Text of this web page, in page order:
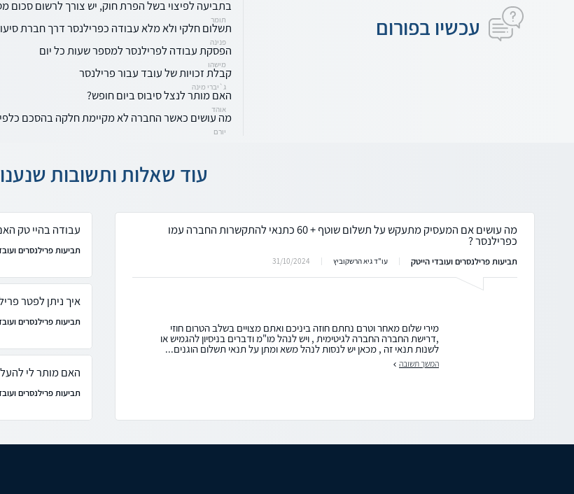
עכשיו בפורום
בתביעה לפיצוי בשל הפרת חוק, יש צורך לרשום סכום
תומר
תשלום חלקי ולא מלא עבודה כפרילנסר דרך חברת
פנינה
הפסקת עבודה לפרילנסר למספר שעות כל יום
מישהו
קבלת זכויות של עובד עבור פרילנסר
ג`יברי מינה
האם מותר לנצל סיבוס ביום חופש?
אוהד
מה עושים כאשר החברה לא מקיימת חלקה בהסכם כלפי
יורם
עוד שאלות ותשובות שנענו
מה עושים אם המעסיק מתעקש על תשלום שוטף + 60 כתנאי להתקשרות החברה עמו
כפרילנסר ?
תביעות פרילנסרים ועובדי הייטק עו"ד גיא הרשקוביץ 31/10/2024
מירי שלום מאחר וטרם נחתם חוזה ביניכם ואתם מצויים בשלב הטרום חוזי
,דרישת החברה החברה לגיטימית , ויש לנהל מו"מ ודברים בניסיון להגמיש או
לשנות תנאי זה , מכאן יש לנסות לנהל משא ומתן על תנאי תשלום הוגנים...
המשך תשובה
עבודה בהיי טק
תביעות פרילנסרים
איך ניתן לפטר
תביעות פרילנסרים
האם מותר לי
תביעות פרילנסרים